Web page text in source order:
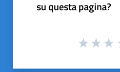
su questa pagina?